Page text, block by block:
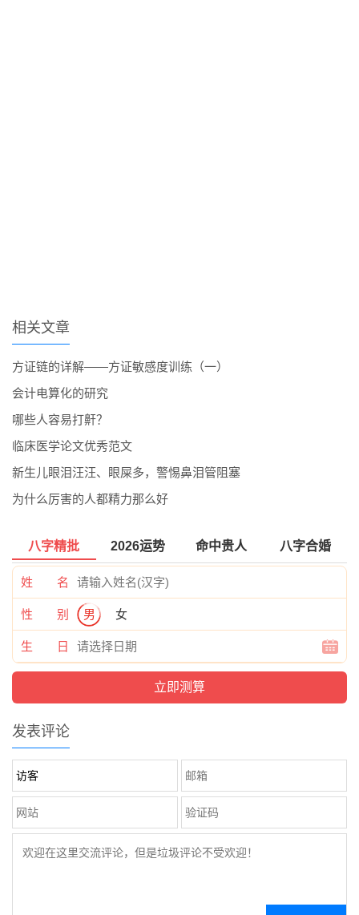
相关文章
方证链的详解——方证敏感度训练（一）
会计电算化的研究
哪些人容易打鼾？
临床医学论文优秀范文
新生儿眼泪汪汪、眼屎多，警惕鼻泪管阻塞
为什么厉害的人都精力那么好
八字精批 2026运势 命中贵人 八字合婚
姓 名
性 别 男 女
生 日
发表评论